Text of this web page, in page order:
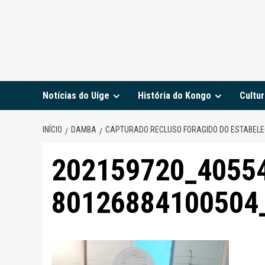
Notícias do Uíge História do Kongo
INÍCIO DAMBA CAPTURADO RECLUSO FORAGIDO DO